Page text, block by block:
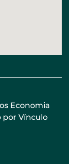
Economia
por Vínculo